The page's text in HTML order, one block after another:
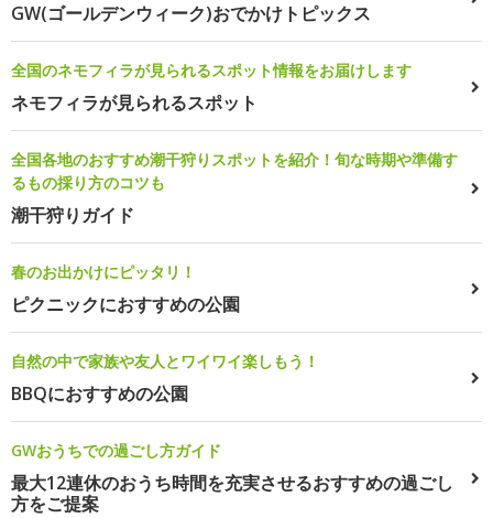
GW(ゴールデンウィーク)おでかけトピックス
全国のネモフィラが見られるスポット情報をお届けします
ネモフィラが見られるスポット
全国各地のおすすめ潮干狩りスポットを紹介！旬な時期や準備す
るもの採り方のコツも
潮干狩りガイド
春のお出かけにピッタリ！
ピクニックにおすすめの公園
自然の中で家族や友人とワイワイ楽しもう！
BBQにおすすめの公園
GWおうちでの過ごし方ガイド
最大12連休のおうち時間を充実させるおすすめの過ごし
方をご提案